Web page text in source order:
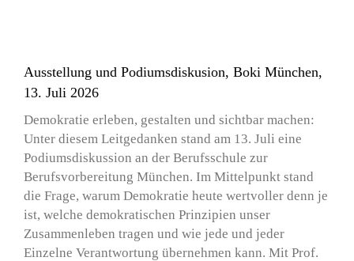
Ausstellung und Podiumsdiskusion, Boki München,
13. Juli 2026
Demokratie erleben, gestalten und sichtbar machen:
Unter diesem Leitgedanken stand am 13. Juli eine
Podiumsdiskussion an der Berufsschule zur
Berufsvorbereitung München. Im Mittelpunkt stand
die Frage, warum Demokratie heute wertvoller denn je
ist, welche demokratischen Prinzipien unser
Zusammenleben tragen und wie jede und jeder
Einzelne Verantwortung übernehmen kann. Mit Prof.